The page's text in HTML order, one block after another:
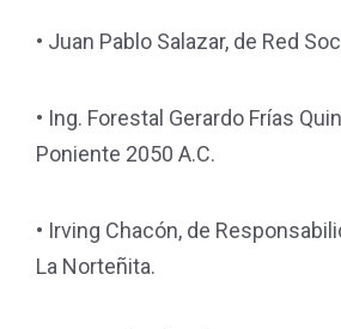
• Juan Pablo Salazar, de Red
• Ing. Forestal Gerardo Frías
Poniente 2050 A.C.
• Irving Chacón, de
La Norteñita.